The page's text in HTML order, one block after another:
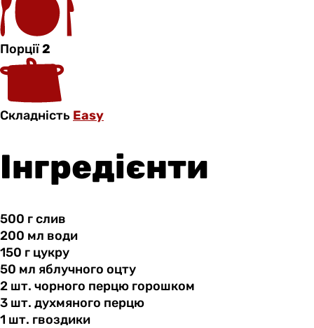
Порції2
Складність Easy
Інгредієнти
500 гслив
200 мл води
150 г цукру
50 мл яблучного оцту
2 шт. чорного перцю горошком
3 шт. духмяного перцю
1 шт. гвоздики